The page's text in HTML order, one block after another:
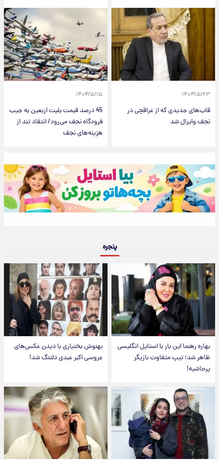
۱۴۰۴/۵/۲۳
قاب‌های جدیدی که از عراقچی در
نجف وایرال شد
۱۴۰۴/۵/۱۵
45 درصد قیمت بلیت اربعین به جیب
فرودگاه نجف می‌رود/ انتقاد تند از
هزینه‌های نجف
پنجره
بهاره رهنما این بار با استایل انگلیسی
ظاهر شد؛ تیپ متفاوت بازیگر
پرحاشیه!
بهنوش بختیاری با دیدن عکس‌های
عروسی اکبر عبدی دلتنگ شد!